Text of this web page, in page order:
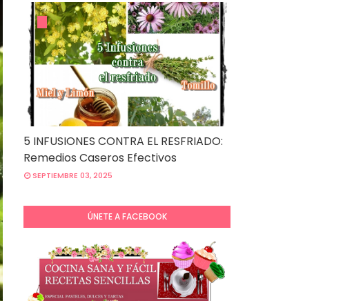
5 INFUSIONES CONTRA EL RESFRIADO:
Remedios Caseros Efectivos
SEPTIEMBRE 03, 2025
ÚNETE A FACEBOOK